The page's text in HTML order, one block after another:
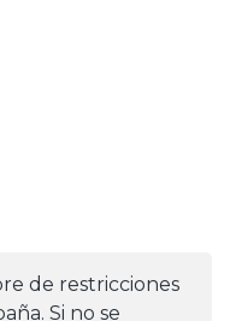
de restricciones
Si no se